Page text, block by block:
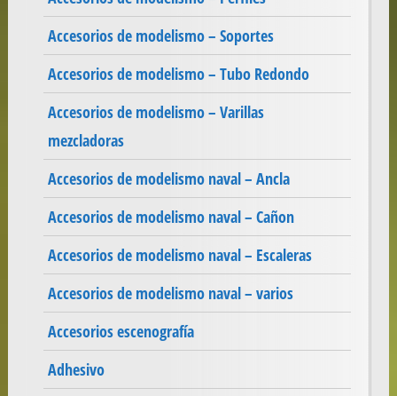
Accesorios de modelismo – Soportes
Accesorios de modelismo – Tubo Redondo
Accesorios de modelismo – Varillas
mezcladoras
Accesorios de modelismo naval – Ancla
Accesorios de modelismo naval – Cañon
Accesorios de modelismo naval – Escaleras
Accesorios de modelismo naval – varios
Accesorios escenografía
Adhesivo